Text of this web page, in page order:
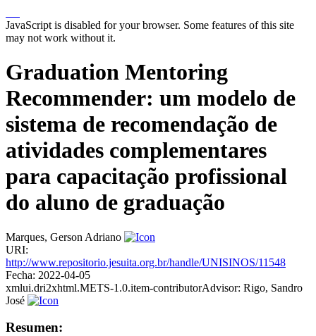
JavaScript is disabled for your browser. Some features of this site
may not work without it.
Graduation Mentoring
Recommender: um modelo de
sistema de recomendação de
atividades complementares
para capacitação profissional
do aluno de graduação
Marques, Gerson Adriano
URI:
http://www.repositorio.jesuita.org.br/handle/UNISINOS/11548
Fecha: 2022-04-05
xmlui.dri2xhtml.METS-1.0.item-contributorAdvisor: Rigo, Sandro
José
Resumen: